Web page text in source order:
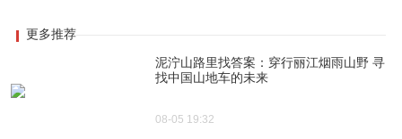
更多推荐
泥泞山路里找答案：穿行丽江烟雨山野 寻
找中国山地车的未来
08-05 19:32